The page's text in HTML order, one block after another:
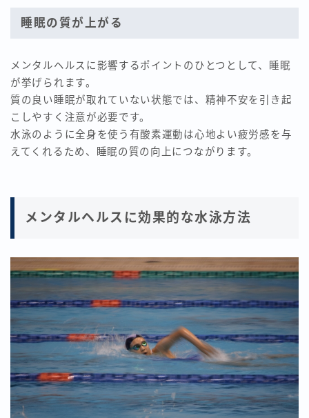
睡眠の質が上がる
メンタルヘルスに影響するポイントのひとつとして、睡眠
が挙げられます。
質の良い睡眠が取れていない状態では、精神不安を引き起
こしやすく注意が必要です。
水泳のように全身を使う有酸素運動は心地よい疲労感を与
えてくれるため、睡眠の質の向上につながります。
メンタルヘルスに効果的な水泳方法